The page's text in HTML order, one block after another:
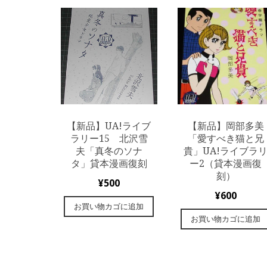
【新品】UA!ライブ
ラリー15 北沢雪
夫「真冬のソナ
タ」貸本漫画復刻
¥500
お買い物カゴに追加
【新品】岡部多美
「愛すべき猫と兄
貴」UA!ライブラ
ー2（貸本漫画復
刻）
¥600
お買い物カゴに追加